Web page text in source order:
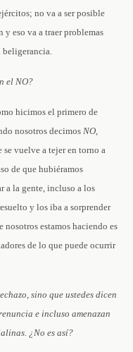
no va a ser posible
eso va a traer problemas
beligerancia.
el NO?
hicimos el primero de
nosotros decimos NO,
se vuelve a tejer en torno a
de que hubiéramos
a la gente, incluso a los
y los iba a sorprender
estamos haciendo es
de lo que puede ocurrir
sino que ustedes dicen
e incluso amenazan
¿No es así?